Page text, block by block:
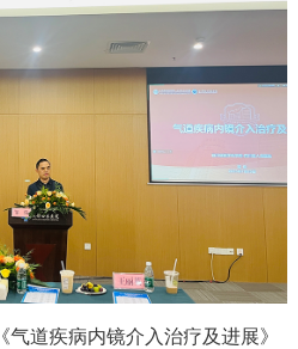
《气道疾病内镜介入治疗及进展》